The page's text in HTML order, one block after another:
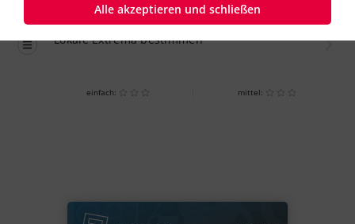
einfach
Lokale Extrema bestimmen
einfach: mittel:
Alle akzeptieren und schließen